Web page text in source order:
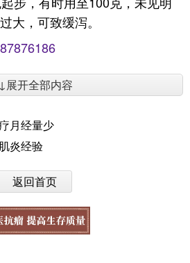
大，可致缓泻。
↓展开全部内容
月经量少
炎经验
返回首页